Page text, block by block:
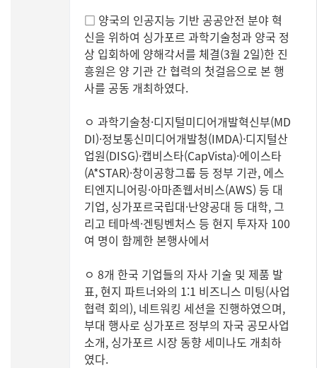
□ 양국의 인공지능 기반 공공안전 분야 혁
신을 위하여 싱가포르 과학기술청과 양국 정
상 입회하에 양해각서를 체결(3월 2일)한 진
흥원은 양 기관 간 협력의 첫걸음으로 본 행
사를 공동 개최하였다.
ㅇ 과학기술청·디지털미디어개발혁신부(MD
DI)·정보통신미디어개발청(IMDA)·디지털산
업원(DISG)·캡비스타(CapVista)·에이스타
(A*STAR)·창이공항그룹 등 정부 기관, 에스
티엔지니어링·아마존웹서비스(AWS) 등 대
기업, 싱가포르국립대·난양공대 등 대학, 그
리고 테마섹·겐팅벤처스 등 현지 투자자 100
여 명이 함께한 본행사에서
ㅇ 8개 한국 기업들의 자사 기술 및 제품 발
표, 현지 파트너와의 1:1 비즈니스 미팅(사업
협력 회의), 네트워킹 세션을 진행하였으며,
부대 행사로 싱가포르 정부의 자국 공모사업
소개, 싱가포르 시장 동향 세미나도 개최하
였다.